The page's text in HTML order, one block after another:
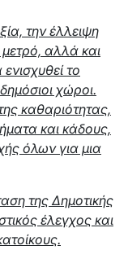
την έλλειψη
μετρό, αλλά και
το
χώροι.
καθαριότητας,
και κάδους,
όλων για μια
της Δημοτικής
έλεγχος και